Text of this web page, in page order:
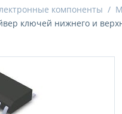
компоненты /
ключей нижнего и